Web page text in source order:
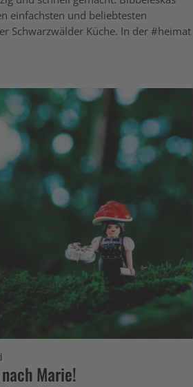
einfachsten und beliebtesten
Schwarzwälder Küche. In der #heimat
Marie!